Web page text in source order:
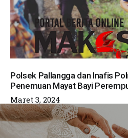
Polsek Pallangga dan Inafis
Penemuan Mayat Bayi
Maret 3, 2024